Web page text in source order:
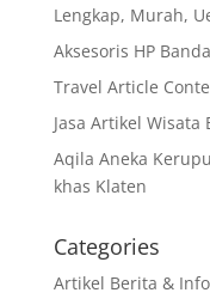
Lengkap, Murah,
Aksesoris HP
Travel Article
Jasa Artikel Wisata
Aqila Aneka
khas Klaten
Categories
Artikel Berita &